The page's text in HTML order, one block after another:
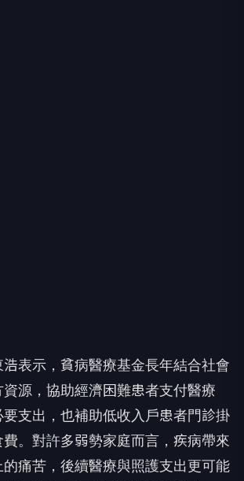
表示，貧病醫療基金長年結合社會
源，協助經濟困難患者支付醫療
支出，也補助低收入戶患者門診掛
。對許多弱勢家庭而言，疾病帶來
痛苦，後續醫療與照護支出更可能